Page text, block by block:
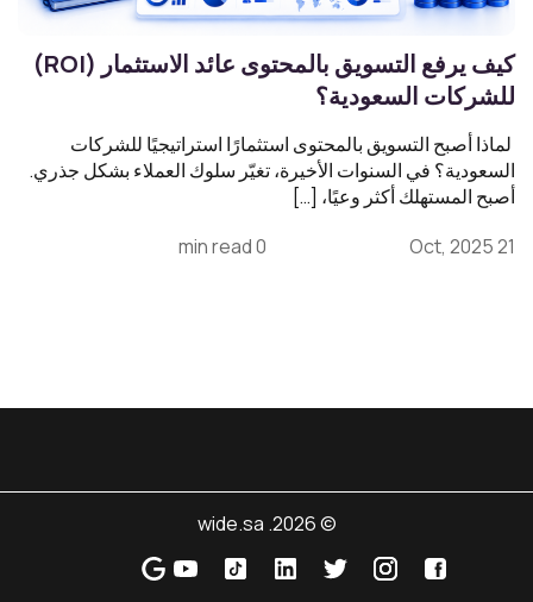
كيف يرفع التسويق بالمحتوى عائد الاستثمار (ROI)
للشركات السعودية؟
لماذا أصبح التسويق بالمحتوى استثمارًا استراتيجيًا للشركات
السعودية؟ في السنوات الأخيرة، تغيّر سلوك العملاء بشكل جذري.
أصبح المستهلك أكثر وعيًا، […]
21 Oct, 2025
0 min read
© 2026. wide.sa